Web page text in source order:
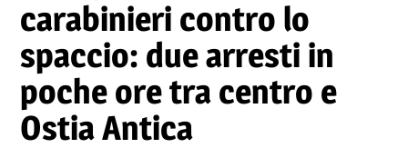
carabinieri contro lo
spaccio: due arresti in
poche ore tra centro e
Ostia Antica